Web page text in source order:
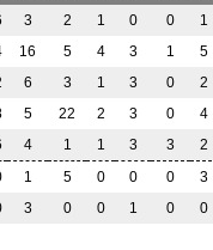
3 2 1 0 0
1
16 5 4 3 1
5
6 3 1 3 0
2
5 22 2 3 0
4
4 1 1 3 3
2
1 5 0 0 0
3
3 0 0 1 0
0